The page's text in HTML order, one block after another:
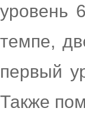
уровень
темпе,
первый
Также